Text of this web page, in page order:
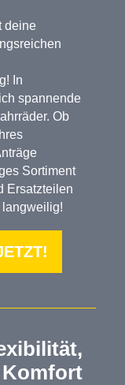
deine
In
spannende
Ob
Sortiment
Ersatzteilen
langweilig!